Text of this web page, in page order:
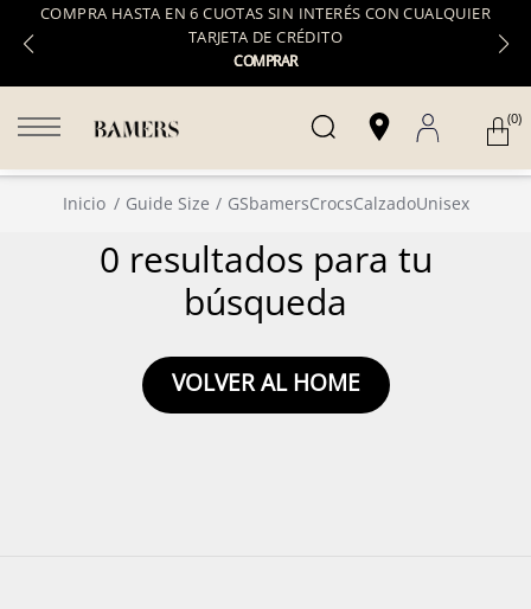
COMPRA HASTA EN 6 CUOTAS SIN INTERÉS CON CUALQUIER
TARJETA DE CRÉDITO
COMPRAR
(0)
Inicio Guide Size GSbamersCrocsCalzadoUnisex
0 resultados para tu
búsqueda
VOLVER AL HOME